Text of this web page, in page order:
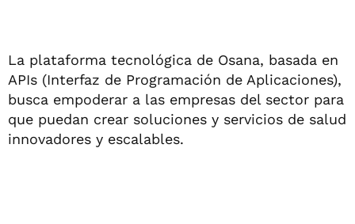
La plataforma tecnológica de Osana, basada en
APIs (Interfaz de Programación de Aplicaciones),
busca empoderar a las empresas del sector para
que puedan crear soluciones y servicios de salud
innovadores y escalables.